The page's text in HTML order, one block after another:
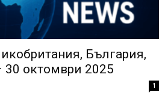
България,
30 октомври 2025
1